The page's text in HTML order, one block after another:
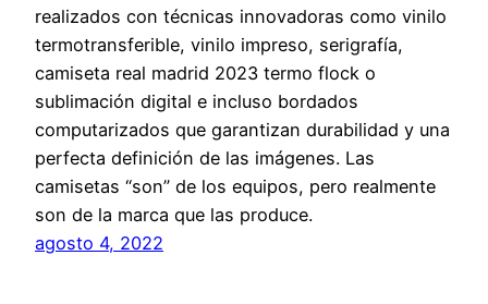
realizados con técnicas innovadoras como vinilo
termotransferible, vinilo impreso, serigrafía,
camiseta real madrid 2023 termo flock o
sublimación digital e incluso bordados
computarizados que garantizan durabilidad y una
perfecta definición de las imágenes. Las
camisetas “son” de los equipos, pero realmente
son de la marca que las produce.
agosto 4, 2022